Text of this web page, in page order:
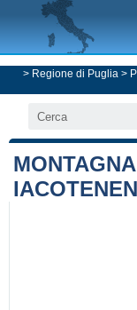
> Regione di Puglia>